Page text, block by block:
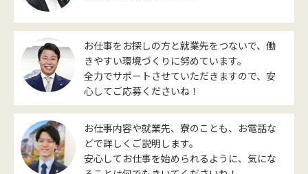
お仕事をお探しの方と就業先をつないで、働
きやすい環境づくりに努めています。
全力でサポートさせていただきますので、安
心してご応募くださいね！
お仕事内容や就業先、寮のことも、お電話な
どで詳しくご説明します。
安心してお仕事を始められるように、気にな